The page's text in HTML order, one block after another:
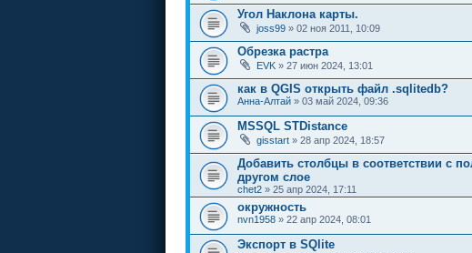
Угол Наклона карты.
joss99 » 02 ноя 2011, 10:09
Обрезка растра
EVK » 27 июн 2024, 13:01
как в QGIS открыть файл .sqlitedb?
Анна-Алтай » 03 май 2024, 09:36
MSSQL STDistance
gisstart » 28 апр 2024, 18:57
Добавить столбцы в соответствии с
другом слое
chet2 » 25 апр 2024, 17:11
окружность
nvn1958 » 22 апр 2024, 08:01
Экспорт в SQlite